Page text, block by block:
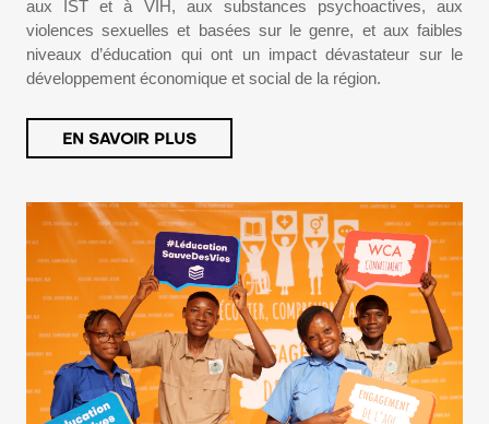
aux IST et à VIH, aux substances psychoactives, aux
violences sexuelles et basées sur le genre, et aux faibles
niveaux d’éducation qui ont un impact dévastateur sur le
développement économique et social de la région.
EN SAVOIR PLUS